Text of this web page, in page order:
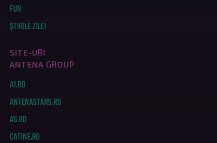
FUN
ȘTIRILE ZILEI
SITE-URI
ANTENA GROUP
A1.RO
ANTENASTARS.RO
AS.RO
CATINE.RO